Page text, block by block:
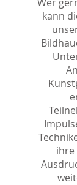
kann
ihre